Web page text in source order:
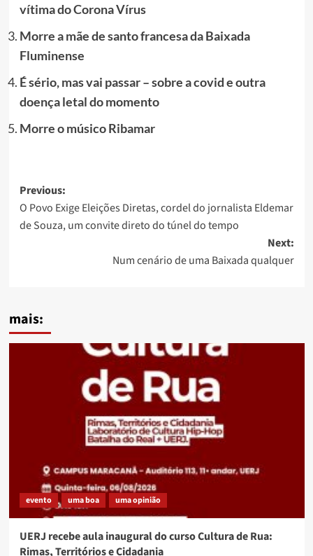
vítima do Corona Vírus
Morre a mãe de santo francesa da Baixada
Fluminense
É sério, mas vai passar – sobre a covid e outra
doença letal do momento
Morre o músico Ribamar
Post
navigation
Previous:
O Povo Exige Eleições Diretas, cordel do jornalista Eldemar
de Souza, um convite direto do túnel do tempo
Next:
Num cenário de uma Baixada qualquer
mais:
evento uma boa uma opinião
UERJ recebe aula inaugural do curso Cultura de Rua:
Rimas, Territórios e Cidadania